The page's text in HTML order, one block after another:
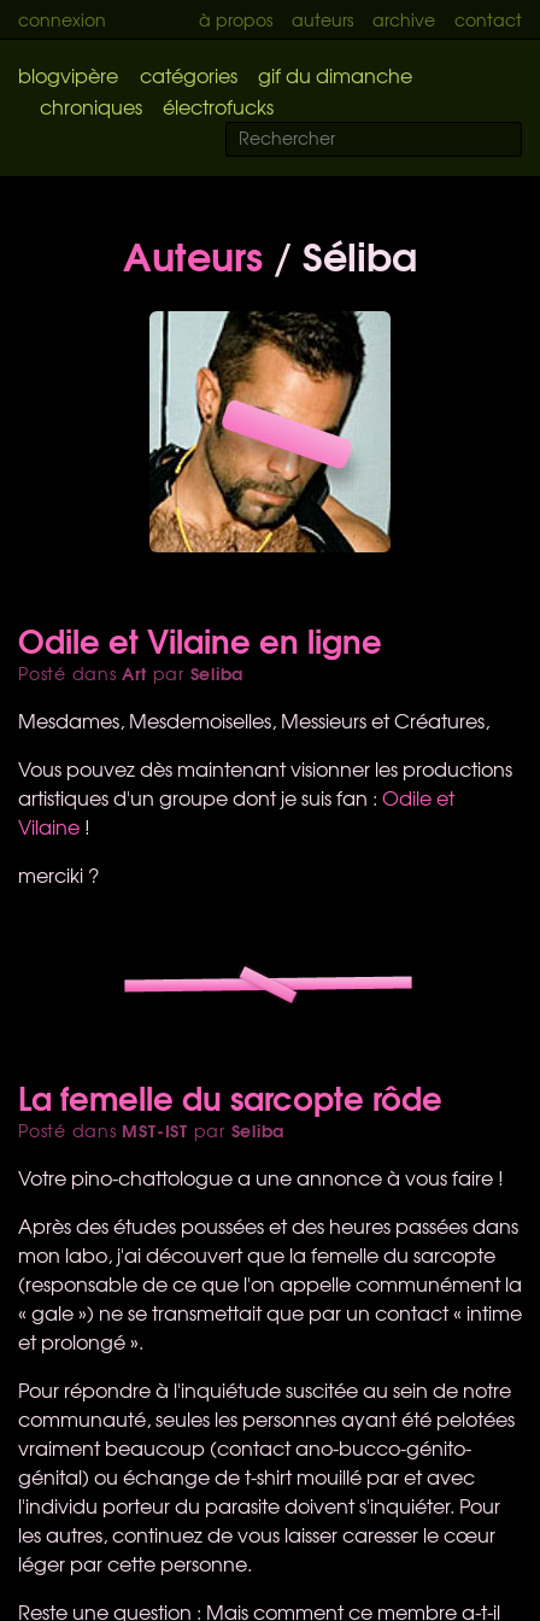
connexion à propos auteurs archive contact
blogvipère catégories
gif du dimanche
chroniques
électrofucks
Auteurs / Séliba
Odile et Vilaine en ligne
Posté dansArt par Seliba
Mesdames, Mesdemoiselles, Messieurs et Créatures,
Vous pouvez dès maintenant visionner les productions
artistiques d'un groupe dont je suis fan : Odile et
Vilaine !
merciki ?
La femelle du sarcopte rôde
Posté dans MST-IST par Seliba
Votre pino-chattologue a une annonce à vous faire !
Après des études poussées et des heures passées dans
mon labo, j'ai découvert que la femelle du sarcopte
(responsable de ce que l'on appelle communément la
« gale ») ne se transmettait que par un contact « intime
et prolongé ».
Pour répondre à l'inquiétude suscitée au sein de notre
communauté, seules les personnes ayant été pelotées
vraiment beaucoup (contact ano-bucco-génito-
génital) ou échange de t-shirt mouillé par et avec
l'individu porteur du parasite doivent s'inquiéter. Pour
les autres, continuez de vous laisser caresser le cœur
léger par cette personne.
Reste une question : Mais comment ce membre a-t-il